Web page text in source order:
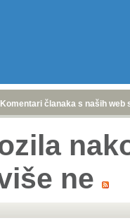
Komentari članaka s naših web
ne